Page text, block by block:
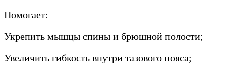
Помогает:
Укрепить мышцы спины и брюшной полости;
Увеличить гибкость внутри тазового пояса;